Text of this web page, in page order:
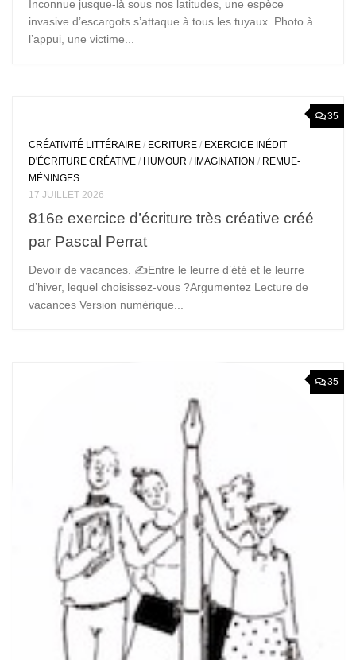
Inconnue jusque-là sous nos latitudes, une espèce
invasive d’escargots s’attaque à tous les tuyaux. Photo à
l’appui, une victime...
35
CRÉATIVITÉ LITTÉRAIRE / ECRITURE / EXERCICE INÉDIT
D'ÉCRITURE CRÉATIVE / HUMOUR / IMAGINATION / REMUE-
MÉNINGES
17 JUILLET 2026
816e exercice d’écriture très créative créé
par Pascal Perrat
Devoir de vacances. ✍️Entre le leurre d’été et le leurre
d’hiver, lequel choisissez-vous ?Argumentez Lecture de
vacances Version numérique...
35